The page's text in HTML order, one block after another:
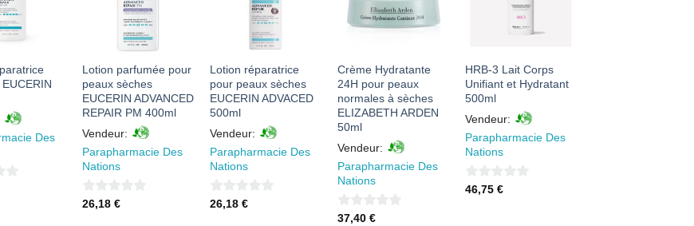
FAVORIS
Des
FAVORIS
Lotion parfumée pour
peaux sèches
EUCERIN ADVANCED
REPAIR PM 400ml
Vendeur:
Parapharmacie Des
Nations
0
26,18 €
FAVORIS
Lotion réparatrice
pour peaux sèches
EUCERIN ADVACED
500ml
Vendeur:
Parapharmacie Des
Nations
0
26,18 €
FAVORIS
Crème Hydratante
24H pour peaux
normales à sèches
ELIZABETH ARDEN
50ml
Vendeur:
Parapharmacie Des
Nations
0
37,40 €
FAVORIS
HRB-3 Lait Corps
Unifiant et Hydratant
500ml
Vendeur:
Parapharmacie Des
Nations
0
46,75 €